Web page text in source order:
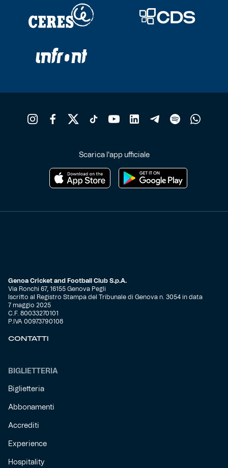
Scarica l'app ufficiale
Genoa Cricket and Football Club S.p.A.
Via Ronchi 67, 16155 Genova Pegli
Iscritto al Registro Stampa del Tribunale di Genova n. 3054 in data
7 maggio 2025
C.F. 80033270101
P.IVA 00973790108
CONTATTI
BIGLIETTERIA
Biglietteria
Abbonamenti
Accrediti
Experience
Hospitality